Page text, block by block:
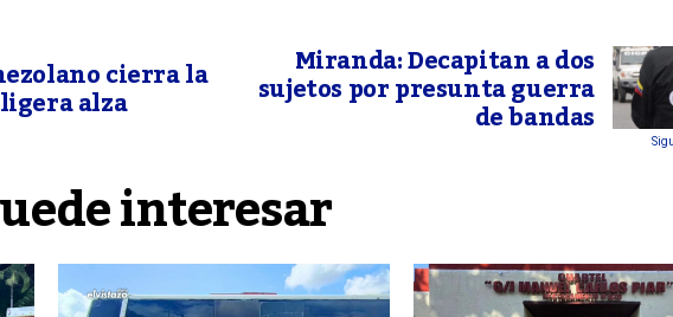
cierra la
alza
Miranda: Decapitan a dos
sujetos por presunta guerra
de bandas
interesar